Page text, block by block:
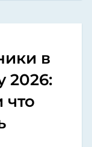
в
2026:
что